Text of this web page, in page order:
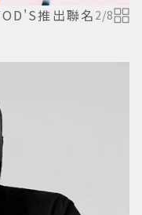
推出聯名 2/8